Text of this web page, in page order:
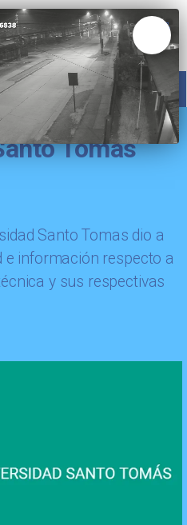
DEPORTES
Tomas
Santo Tomas dio a
información respecto a
y sus respectivas